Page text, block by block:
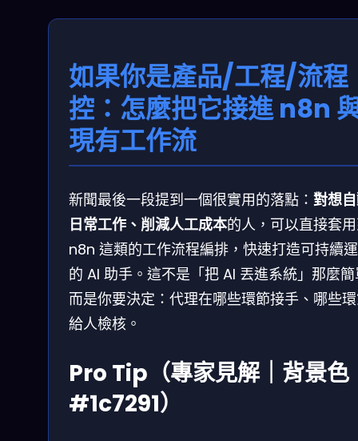
如果你是產品/工程/流程
控：怎麼把它接進 n8n
現有工作流
新聞最後一段提到一個很實用的落點： 對想
日常工作、削減人工成本的人，可以直接套
n8n 這類的工作流程編排，快速打造可持續
的 AI 助手。這不是「把 AI 丟進系統」那麼
而是你要決定：代理在哪些環節接手、哪些
給人檢核。
Pro Tip（專家見解｜背景色
#1c7291）